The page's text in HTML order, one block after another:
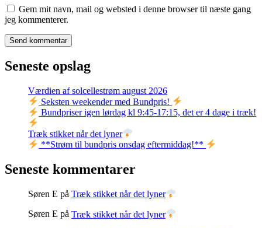
Gem mit navn, mail og websted i denne browser til næste gang
jeg kommenterer.
Seneste opslag
Værdien af solcellestrøm august 2026
Seksten weekender med Bundpris!
Bundpriser igen lørdag kl 9:45-17:15, det er 4 dage i træk!
Træk stikket når det lyner
**Strøm til bundpris onsdag eftermiddag!**
Seneste kommentarer
Søren E på Træk stikket når det lyner
Søren E på Træk stikket når det lyner